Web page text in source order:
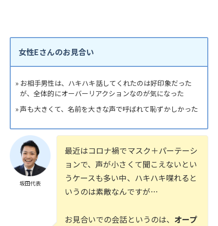
女性Eさんのお見合い
» お相手男性は、ハキハキ話してくれたのは好印象だった
が、全体的にオーバーリアクションなのが気になった
» 声も大きくて、名前を大きな声で呼ばれて恥ずかしかった
坂田代表
最近はコロナ禍でマスク＋パーテーシ
ョンで、声が小さくて聞こえないとい
うケースも多い中、ハキハキ喋れると
いうのは素敵なんですが…
お見合いでの会話というのは、 オープ